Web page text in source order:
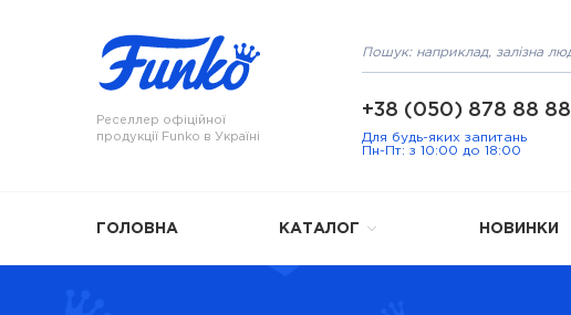
Реселлер офіційної
продукції Funko в Україні
+38 (050) 878 88 88
Для будь-яких запитань
Пн-Пт: з 10:00 до 18:00
ГОЛОВНА КАТАЛОГ НОВИНКИ